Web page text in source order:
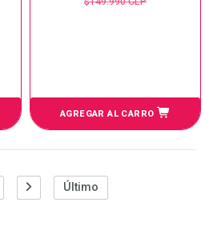
AGREGAR AL CARRO
Último